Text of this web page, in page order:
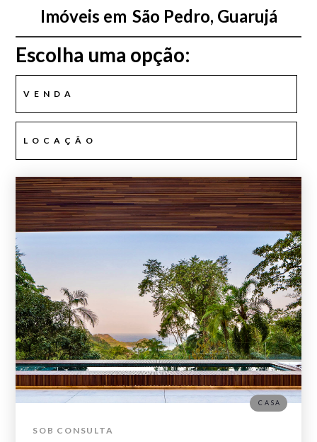
Imóveis em São Pedro, Guarujá
Escolha uma opção:
VENDA
LOCAÇÃO
SOB CONSULTA
CASA